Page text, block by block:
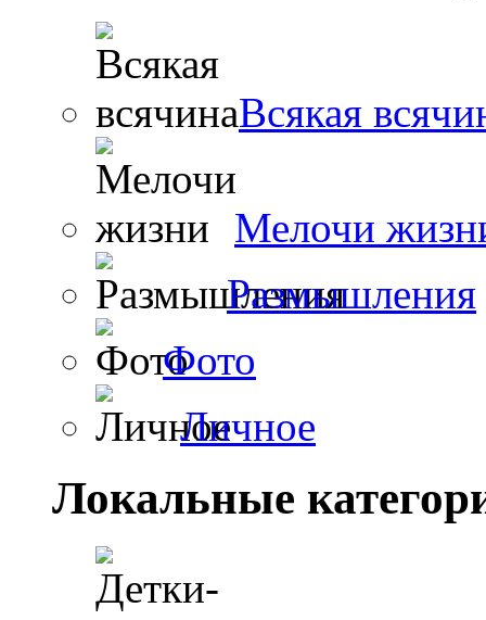
Всякая
Мелочи
Размышления
Фото
Личное
Локальные